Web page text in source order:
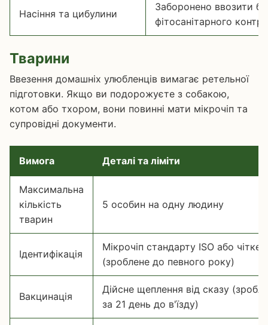
Насіння та цибулини
Заборонено ввозити
фітосанітарного
Тварини
Ввезення домашніх улюбленців вимагає ретельної
підготовки. Якщо ви подорожуєте з собакою,
котом або тхором, вони повинні мати мікрочіп та
супровідні документи.
Вимога Деталі та ліміти
Максимальна
кількість
тварин
5 особин на одну людину
Ідентифікація
Мікрочіп стандарту ISO або чітке
(зроблене до певного року)
Вакцинація
Дійсне щеплення від сказу
за 21 день до в'їзду)